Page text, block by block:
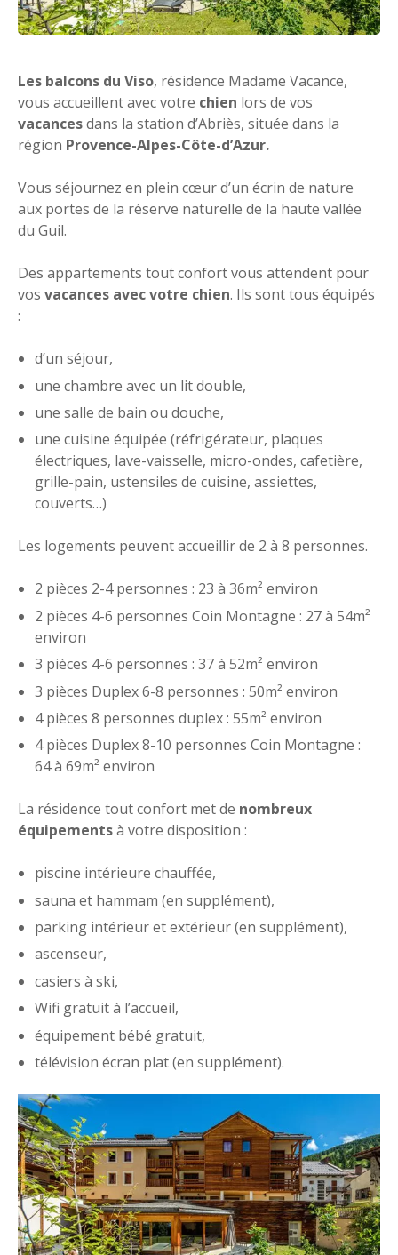
Les balcons du Viso, résidence Madame Vacance,
vous accueillent avec votre chien lors de vos
vacancesdans la station d’Abriès, située dans la
région Provence-Alpes-Côte-d’Azur.
Vous séjournez en plein cœur d’un écrin de nature
aux portes de la réserve naturelle de la haute vallée
du Guil.
Des appartements tout confort vous attendent pour
vos vacances avec votre chien. Ils sont tous équipés
:
d’un séjour,
une chambre avec un lit double,
une salle de bain ou douche,
une cuisine équipée (réfrigérateur, plaques
électriques, lave-vaisselle, micro-ondes, cafetière,
grille-pain, ustensiles de cuisine, assiettes,
couverts…)
Les logements peuvent accueillir de 2 à 8 personnes.
2 pièces 2-4 personnes : 23 à 36m² environ
2 pièces 4-6 personnes Coin Montagne : 27 à 54m²
environ
3 pièces 4-6 personnes : 37 à 52m² environ
3 pièces Duplex 6-8 personnes : 50m² environ
4 pièces 8 personnes duplex : 55m² environ
4 pièces Duplex 8-10 personnes Coin Montagne :
64 à 69m² environ
La résidence tout confort met de nombreux
équipementsà votre disposition :
piscine intérieure chauffée,
sauna et hammam (en supplément),
parking intérieur et extérieur (en supplément),
ascenseur,
casiers à ski,
Wifi gratuit à l’accueil,
équipement bébé gratuit,
télévision écran plat (en supplément).